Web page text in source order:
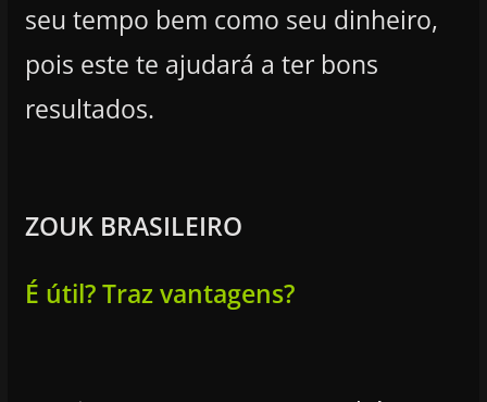
seu tempo bem como seu dinheiro,
pois este te ajudará a ter bons
resultados.
ZOUK BRASILEIRO
É útil? Traz vantagens?